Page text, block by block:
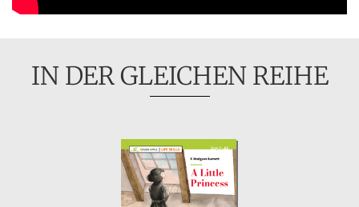
IN DER GLEICHEN REIHE